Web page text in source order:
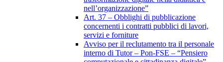
nell’organizzazione”
Art. 37 – Obblighi di pubblicazione
concernenti i contratti pubblici di lavori,
servizi e forniture
Avviso per il reclutamento tra il personale
interno di Tutor – Pon-FSE – “Pensiero